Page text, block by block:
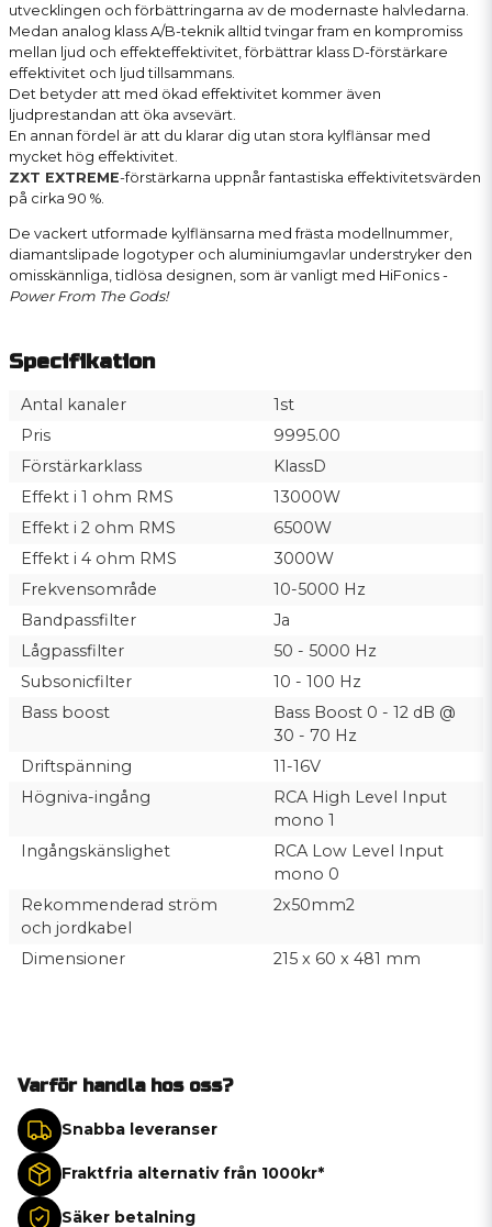
utvecklingen och förbättringarna av de modernaste halvledarna.
Medan analog klass A/B-teknik alltid tvingar fram en kompromiss
mellan ljud och effekteffektivitet, förbättrar klass D-förstärkare
effektivitet och ljud tillsammans.
Det betyder att med ökad effektivitet kommer även
ljudprestandan att öka avsevärt.
En annan fördel är att du klarar dig utan stora kylflänsar med
mycket hög effektivitet.
ZXT EXTREME-förstärkarna uppnår fantastiska effektivitetsvärden
på cirka 90 %.
De vackert utformade kylflänsarna med frästa modellnummer,
diamantslipade logotyper och aluminiumgavlar understryker den
omisskännliga, tidlösa designen, som är vanligt med HiFonics -
Power From The Gods!
Specifikation
Antal kanaler
1st
Pris
9995.00
Förstärkarklass
KlassD
Effekt i 1 ohm RMS
13000W
Effekt i 2 ohm RMS
6500W
Effekt i 4 ohm RMS
3000W
Frekvensområde
10-5000 Hz
Bandpassfilter
Ja
Lågpassfilter
50 - 5000 Hz
Subsonicfilter
10 - 100 Hz
Bass boost
Bass Boost 0 - 12 dB @
30 - 70 Hz
Driftspänning
11-16V
Högniva-ingång
RCA High Level Input
mono 1
Ingångskänslighet
RCA Low Level Input
mono 0
Rekommenderad ström
och jordkabel
2x50mm2
Dimensioner 215 x 60 x 481 mm
Varför handla hos oss?
Snabba leveranser
Fraktfria alternativ från 1000kr*
Säker betalning